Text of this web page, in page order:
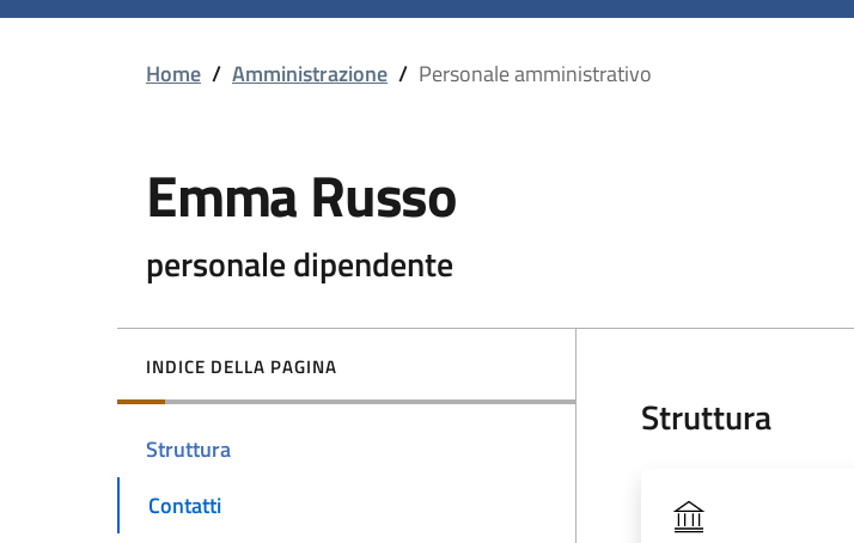
Home / Amministrazione / Personale amministrativo
Emma Russo
personale dipendente
INDICE DELLA PAGINA
Struttura
Contatti
Struttura